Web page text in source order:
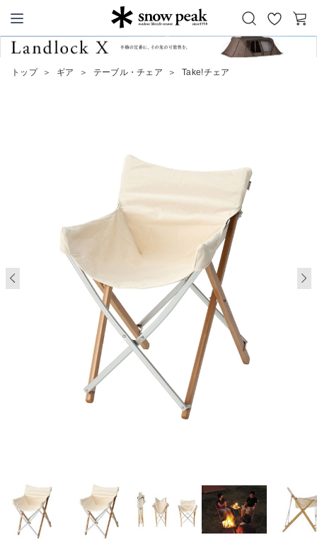
Snow Peak
お
気
カ
トップ ＞ ギア ＞ テーブル・チェア ＞ Take!チェア